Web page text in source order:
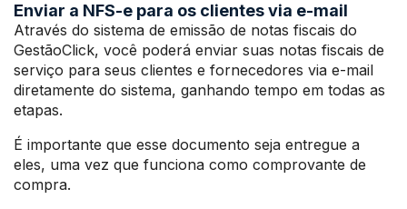
Enviar a NFS-e para os clientes via e-mail
Através do sistema de emissão de notas fiscais do
GestãoClick, você poderá enviar suas notas fiscais de
serviço para seus clientes e fornecedores via e-mail
diretamente do sistema, ganhando tempo em todas as
etapas.
É importante que esse documento seja entregue a
eles, uma vez que funciona como comprovante de
compra.